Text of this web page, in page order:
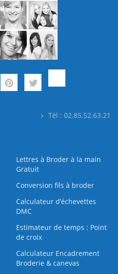
Tél : 02.85.52.63.21
Lettres à Broder à la main
Gratuit
Conversion fils à broder
Calculateur d’échevettes
DMC
Estimateur de temps : Point
de croix
Calculateur Encadrement
Broderie & canevas